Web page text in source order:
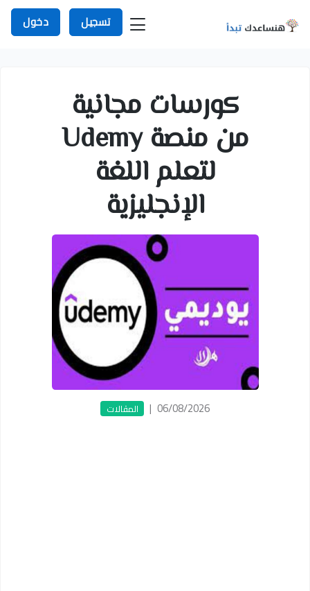
تسجيل دخول
كورسات مجانية
من منصة Udemy
لتعلم اللغة
الإنجليزية
06/08/2026
| المقالات